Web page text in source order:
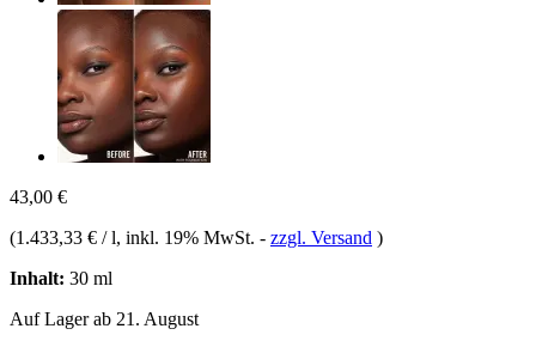
43,00 €
(1.433,33 € / l, inkl. 19% MwSt. - zzgl. Versand )
Inhalt: 30 ml
Auf Lager ab 21. August